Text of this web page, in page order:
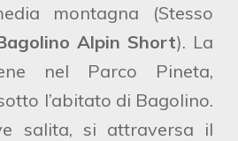
montagna (Stesso
Alpin Short). La
nel Parco Pineta,
l’abitato di Bagolino.
salita, si attraversa il